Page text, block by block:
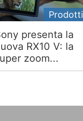
Prodotti
presenta la
RX10 V: la
zoom...